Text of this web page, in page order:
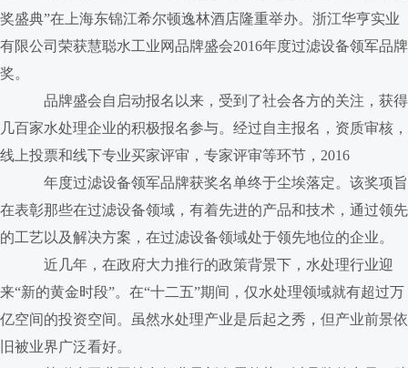
奖盛典”在上海东锦江希尔顿逸林酒店隆重举办。浙江华亨实业
有限公司荣获慧聪水工业网品牌盛会2016年度过滤设备领军品牌
奖。
品牌盛会自启动报名以来，受到了社会各方的关注，获得
几百家水处理企业的积极报名参与。经过自主报名，资质审核，
线上投票和线下专业买家评审，专家评审等环节，2016
年度过滤设备领军品牌获奖名单终于尘埃落定。该奖项旨
在表彰那些在过滤设备领域，有着先进的产品和技术，通过领先
的工艺以及解决方案，在过滤设备领域处于领先地位的企业。
近几年，在政府大力推行的政策背景下，水处理行业迎
来“新的黄金时段”。在“十二五”期间，仅水处理领域就有超过万
亿空间的投资空间。虽然水处理产业是后起之秀，但产业前景依
旧被业界广泛看好。